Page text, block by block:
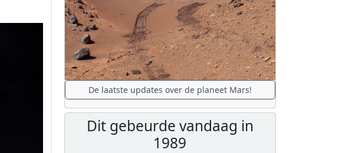
De laatste updates over de planeet Mars!
Dit gebeurde vandaag in
1989